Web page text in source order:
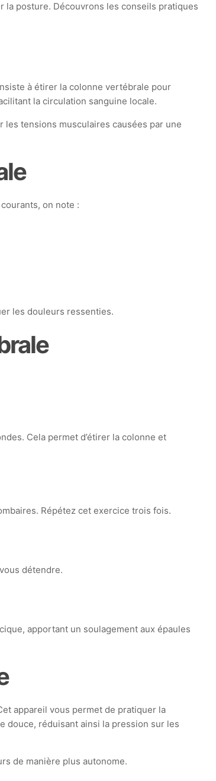
la posture. Découvrons les conseils pratiques
à étirer la colonne vertébrale pour
la circulation sanguine locale.
tensions musculaires causées par une
on note :
les douleurs ressenties.
Cela permet d’étirer la colonne et
Répétez cet exercice trois fois.
détendre.
apportant un soulagement aux épaules
appareil vous permet de pratiquer la
réduisant ainsi la pression sur les
de manière plus autonome.